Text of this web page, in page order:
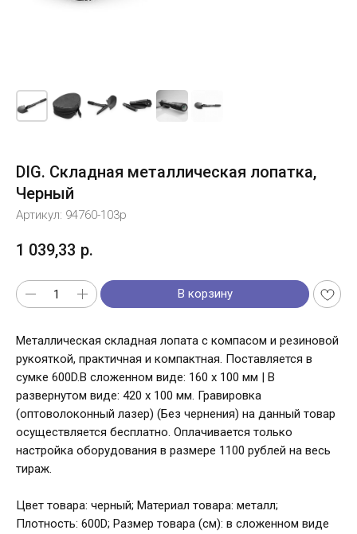
DIG. Складная металлическая лопатка,
Черный
Артикул: 94760-103p
1 039,33 р.
В корзину
Металлическая складная лопата с компасом и резиновой
рукояткой, практичная и компактная. Поставляется в
сумке 600D.В сложенном виде: 160 x 100 мм | В
развернутом виде: 420 x 100 мм. Гравировка
(оптоволоконный лазер) (Без чернения) на данный товар
осуществляется бесплатно. Оплачивается только
настройка оборудования в размере 1100 рублей на весь
тираж.
Цвет товара: черный; Материал товара: металл;
Плотность: 600D; Размер товара (см): в сложенном виде